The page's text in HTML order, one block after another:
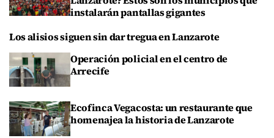
instalarán pantallas gigantes
Los alisios siguen sin dar tregua en Lanzarote
Operación policial en el centro de
Arrecife
Ecofinca Vegacosta: un restaurante que
homenajea la historia de Lanzarote